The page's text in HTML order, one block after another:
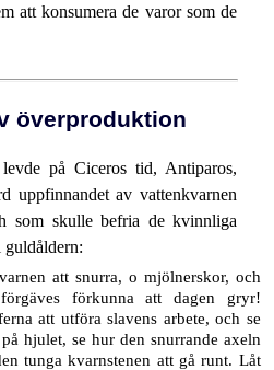
att konsumera de varor som de
överproduktion
på Ciceros tid, Antiparos,
uppfinnandet av vattenkvarnen
som skulle befria de kvinnliga
guldåldern:
att snurra, o mjölnerskor, och
förkunna att dagen gryr!
att utföra slavens arbete, och se
hjulet, se hur den snurrande axeln
tunga kvarnstenen att gå runt. Låt